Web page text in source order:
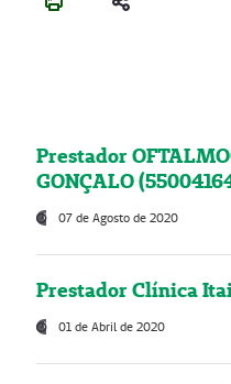
Prestador
GONÇALO
07 de Agosto de 2020
Prestador Clínica
01 de Abril de 2020